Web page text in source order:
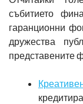
събитието
гаранционни
дружества
представените